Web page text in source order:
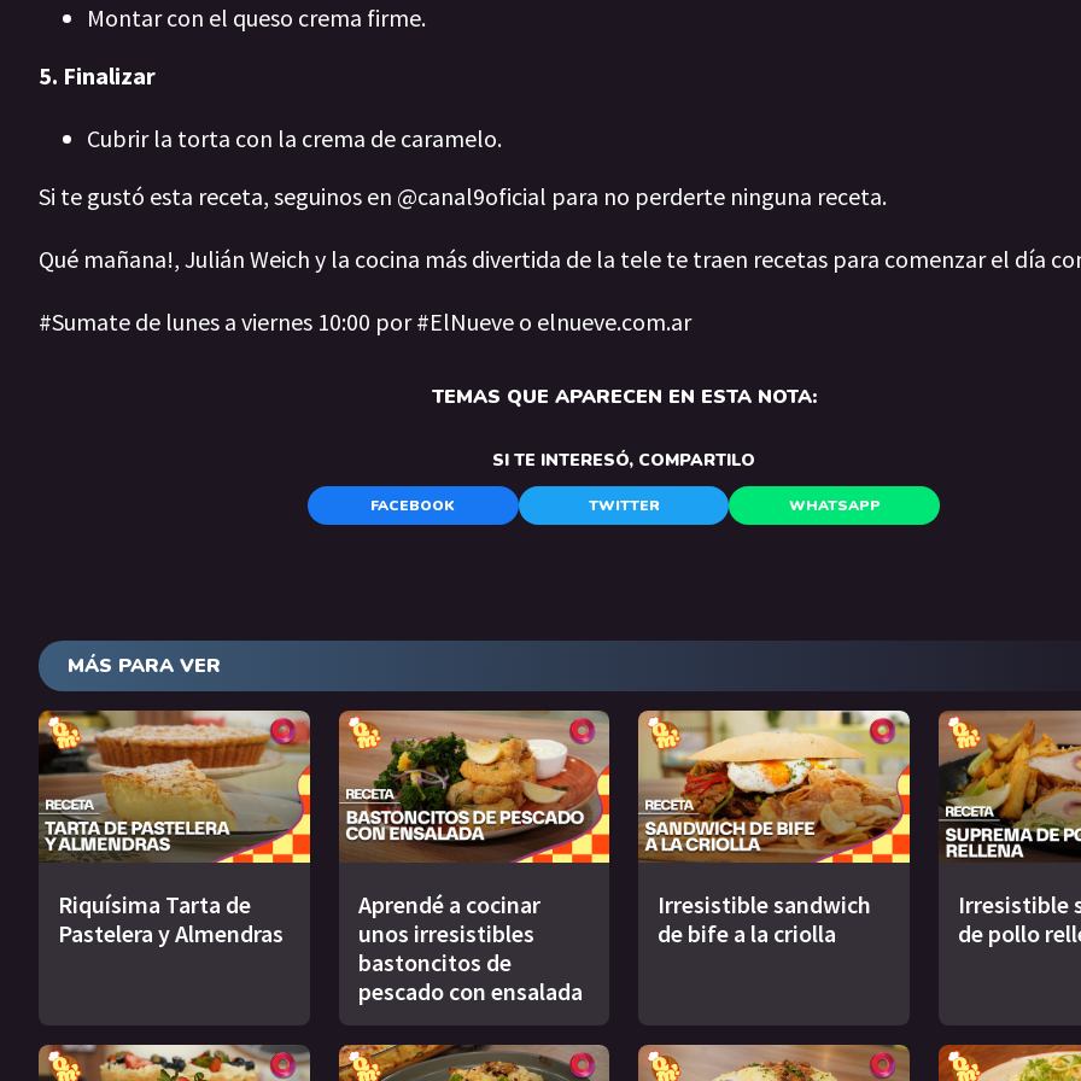
Montar con el queso crema firme.
5. Finalizar
Cubrir la torta con la crema de caramelo.
Si te gustó esta receta, seguinos en @canal9oficial para no perderte ninguna receta.
Qué mañana!, Julián Weich y la cocina más divertida de la tele te traen recetas para comenzar el día
#Sumate de lunes a viernes 10:00 por #ElNueve o elnueve.com.ar
TEMAS QUE APARECEN EN ESTA NOTA:
SI TE INTERESÓ, COMPARTILO
FACEBOOK TWITTER WHATSAPP
MÁS PARA VER
Riquísima Tarta de
Pastelera y Almendras
Aprendé a cocinar
unos irresistibles
bastoncitos de
pescado con ensalada
Irresistible sandwich
de bife a la criolla
Irresistible
de pollo